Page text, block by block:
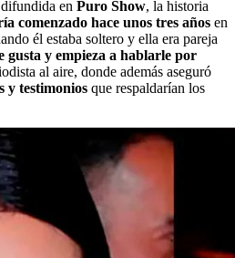
en Puro Show, la historia
comenzado hace unos tres años en
él estaba soltero y ella era pareja
gusta y empieza a hablarle por
al aire, donde además aseguró
y testimonios que respaldarían los